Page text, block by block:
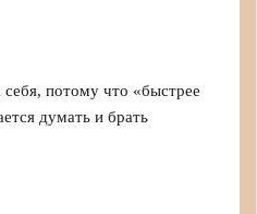
себя, потому что «быстрее
думать и брать